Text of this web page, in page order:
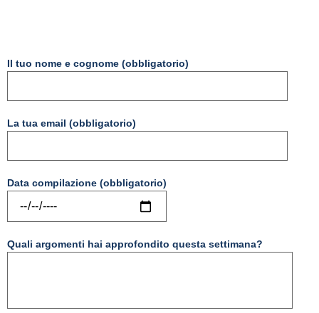
Il tuo nome e cognome (obbligatorio)
La tua email (obbligatorio)
Data compilazione (obbligatorio)
Quali argomenti hai approfondito questa settimana?